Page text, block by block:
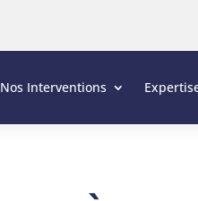
Nos Interventions